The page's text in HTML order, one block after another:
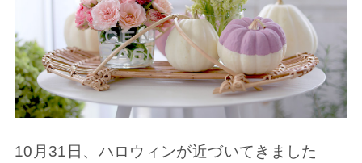
10月31日、ハロウィンが近づいてきました